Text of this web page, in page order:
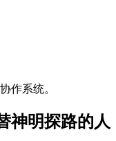
作系统。
神明探路的人